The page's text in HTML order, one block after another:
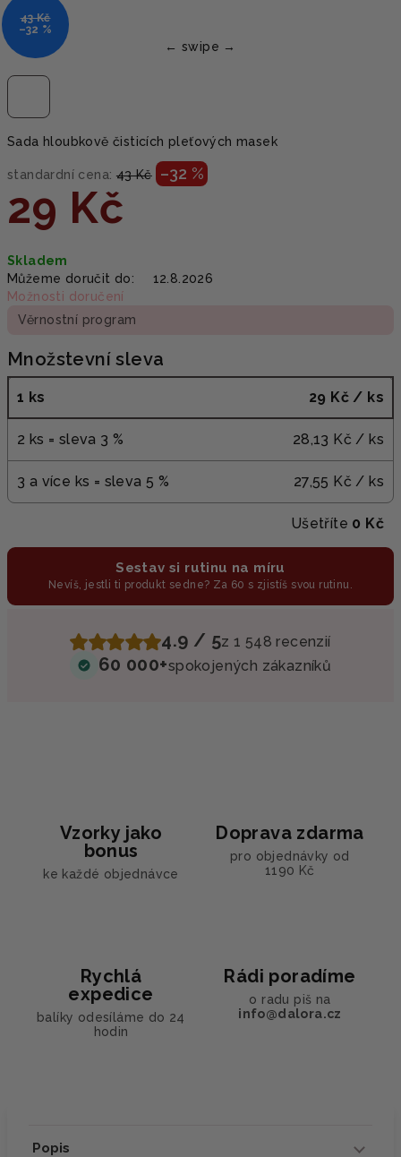
Sada hloubkově čisticích pleťových masek
standardní cena: 43 Kč –32 %
29 Kč
cena:
Skladem
Můžeme doručit do:
12.8.2026
Možnosti doručení
Věrnostní program
Množstevní sleva
1 ks 29 Kč / ks
2 ks = sleva 3 % 28,13 Kč / ks
3 a více ks = sleva 5 % 27,55 Kč / ks
Ušetříte 0 Kč
Sestav si rutinu na míru
Nevíš, jestli ti produkt sedne? Za 60 s zjistíš svou rutinu.
4.9 / 5z 1 548 recenzií
60 000+spokojených zákazníků
43 Kč
–32 %
Vzorky jako
bonus
ke každé objednávce
Doprava zdarma
pro objednávky od
1190 Kč
Rychlá
expedice
balíky odesíláme do 24
hodin
Rádi poradíme
o radu piš na
info@dalora.cz
Popis